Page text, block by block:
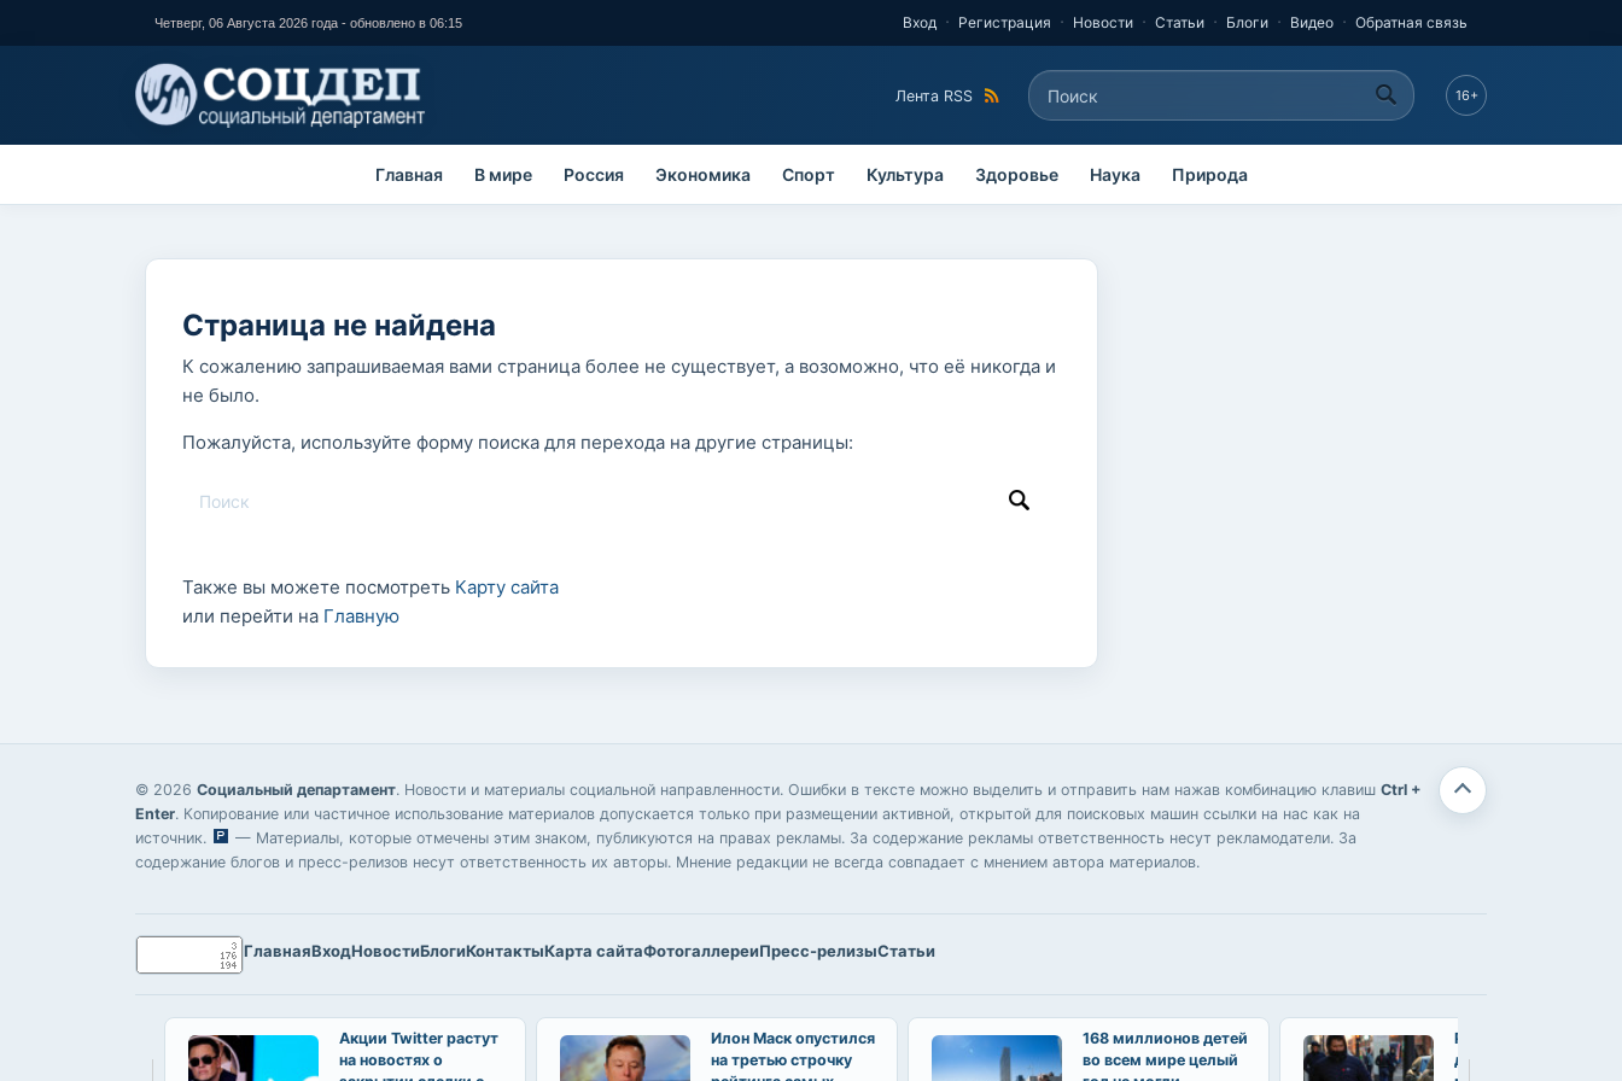
основному
Четверг, 06 Августа 2026 года - обновлено в 06:15 Вход Регистрация Новости Статьи Блоги Видео Обратная связь
Лента RSS Форма поиска
Поиск 16+
Главная В мире Россия Экономика Спорт Культура Здоровье Наука Природа
Страница не найдена
К сожалению запрашиваемая вами страница более не существует, а возоможно, что её никогда и
не было.
Пожалуйста, используйте форму поиска для перехода на другие страницы:
Форма поиска
Поиск
Также вы можете посмотреть Карту сайта
или перейти на Главную
© 2026 Социальный департамент. Новости и материалы социальной направленности. Ошибки в тексте можно выделить и отправить нам нажав комбинацию клавиш Ctrl +
Enter. Копирование или частичное использование материалов допускается только при размещении активной, открытой для поисковых машин ссылки на нас как на
источник.
— Материалы, которые отмечены этим знаком, публикуются на правах рекламы. За содержание рекламы ответственность несут рекламодатели. За
содержание блогов и пресс-релизов несут ответственность их авторы. Мнение редакции не всегда совпадает с мнением автора материалов.
ГлавнаяВходНовостиБлогиКонтактыКарта сайтаФотогаллереиПресс-релизыСтатьи
Акции Twitter растут
на новостях о
Илон Маск опустился
на третью строчку
168 миллионов детей
во всем мире целый
Роботы-багги начали
доставлять еду